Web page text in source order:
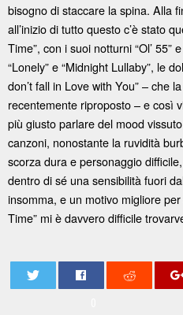
bisogno di staccare la spina. Alla
all’inizio di tutto questo c’è stato
Time”, con i suoi notturni “Ol’ 55”
“Lonely” e “Midnight Lullaby”, le
don’t fall in Love with You” – che
recentemente riproposto – e così
più giusto parlare del mood
canzoni, nonostante la ruvidità
scorza dura e personaggio
dentro di sé una sensibilità fuori
insomma, e un motivo migliore
Time” mi è davvero difficile